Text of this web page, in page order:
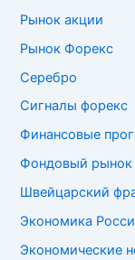
Рынок акции
Рынок Форекс
Серебро
Сигналы форекс
Финансовые
Фондовый рынок
Швейцарский
Экономика
Экономические